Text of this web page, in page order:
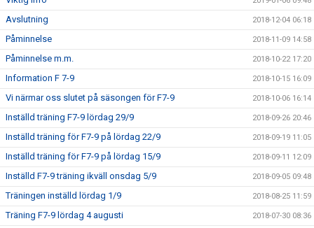
Avslutning 2018-12-04 06:18
Påminnelse 2018-11-09 14:58
Påminnelse m.m. 2018-10-22 17:20
Information F 7-9 2018-10-15 16:09
Vi närmar oss slutet på säsongen för F7-9 2018-10-06 16:14
Inställd träning F7-9 lördag 29/9 2018-09-26 20:46
Inställd träning för F7-9 på lördag 22/9 2018-09-19 11:05
Inställd träning för F7-9 på lördag 15/9 2018-09-11 12:09
Inställd F7-9 träning ikväll onsdag 5/9 2018-09-05 09:48
Träningen inställd lördag 1/9 2018-08-25 11:59
Träning F7-9 lördag 4 augusti 2018-07-30 08:36